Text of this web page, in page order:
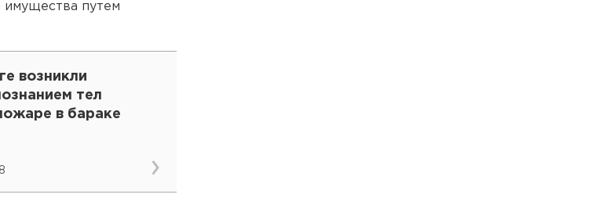
путем
возникли
тел
в бараке